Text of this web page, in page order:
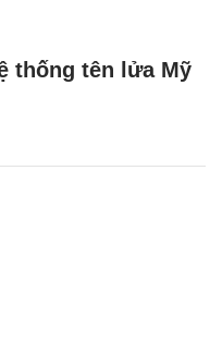
thống tên lửa Mỹ